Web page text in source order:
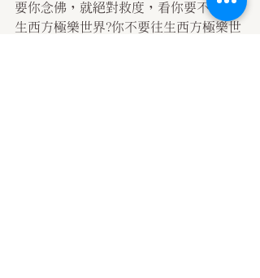
要你念佛，就絕對救度，看你要不要往
生西方極樂世界?你不要往生西方極樂世